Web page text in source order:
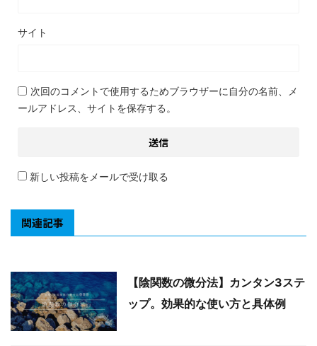
サイト
次回のコメントで使用するためブラウザーに自分の名前、メ
ールアドレス、サイトを保存する。
新しい投稿をメールで受け取る
関連記事
【陰関数の微分法】カンタン3ステ
ップ。効果的な使い方と具体例